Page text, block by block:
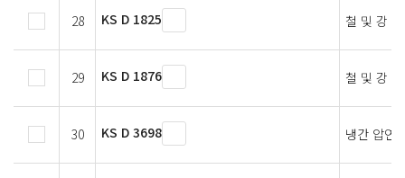
28 KS D 1825 철 및 강 —
29 KS D 1876 철 및 강 —
30 KS D 3698 냉간 압연